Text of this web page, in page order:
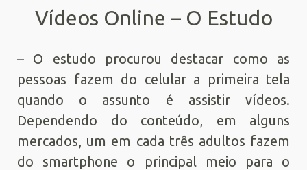
Vídeos Online – O Estudo
– O estudo procurou destacar como as
pessoas fazem do celular a primeira tela
quando o assunto é assistir vídeos.
Dependendo do conteúdo, em alguns
mercados, um em cada três adultos fazem
do smartphone o principal meio para o